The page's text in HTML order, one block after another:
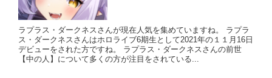
ラプラス・ダークネスさんが現在人気を集めていますね。 ラプラ
ス・ダークネスさんはホロライブ6期生として2021年の１１月16日
デビューをされた方ですね。 ラプラス・ダークネスさんの前世
【中の人】について多くの方が注目をされている...